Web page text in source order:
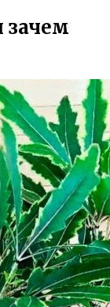
зачем